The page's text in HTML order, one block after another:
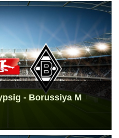
- Borussiya M